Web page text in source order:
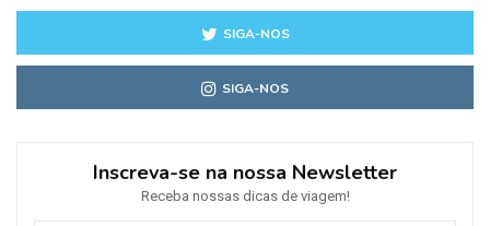
SIGA-NOS
SIGA-NOS
Inscreva-se na nossa Newsletter
Receba nossas dicas de viagem!